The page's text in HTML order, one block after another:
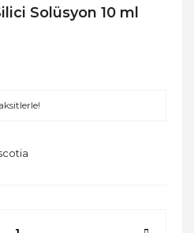
Solüsyon 10 ml